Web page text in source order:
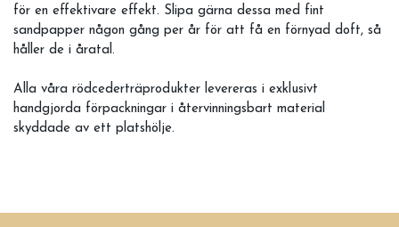
för en effektivare effekt. Slipa gärna dessa med fint
sandpapper någon gång per år för att få en förnyad doft, så
håller de i åratal.
Alla våra rödcederträprodukter levereras i exklusivt
handgjorda förpackningar i återvinningsbart material
skyddade av ett platshölje.